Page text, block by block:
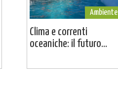
Ambiente
Clima e correnti
oceaniche: il futuro...